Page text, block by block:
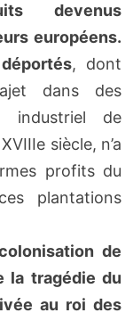
devenus
européens.
, dont
dans des
industriel de
siècle, n’a
profits du
plantations
de
la tragédie du
au roi des